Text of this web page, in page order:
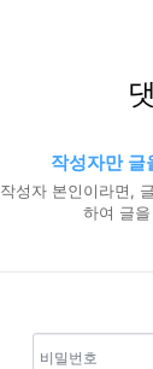
작성자만 글
작성자 본인이라면,
하여 글